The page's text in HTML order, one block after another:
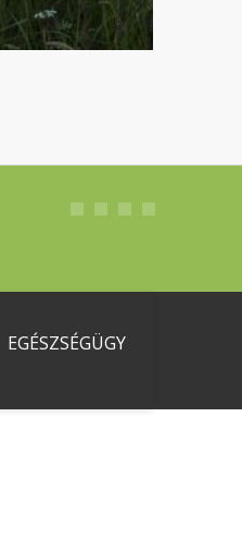
EGÉSZSÉGÜGY